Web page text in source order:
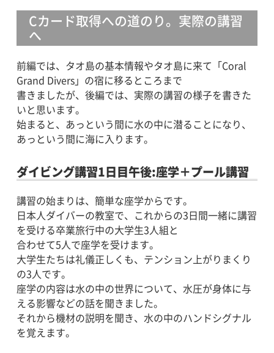
Cカード取得への道のり。実際の講習
へ
前編では、タオ島の基本情報やタオ島に来て「Coral
Grand Divers」の宿に移るところまで
書きましたが、後編では、実際の講習の様子を書きた
いと思います。
始まると、あっという間に水の中に潜ることになり、
あっという間に海に入ります。
ダイビング講習1日目午後:座学＋プール講習
講習の始まりは、簡単な座学からです。
日本人ダイバーの教室で、これからの3日間一緒に講習
を受ける卒業旅行中の大学生3人組と
合わせて5人で座学を受けます。
大学生たちは礼儀正しくも、テンション上がりまくり
の3人です。
座学の内容は水の中の世界について、水圧が身体に与
える影響などの話を聞きました。
それから機材の説明を聞き、水の中のハンドシグナル
を覚えます。